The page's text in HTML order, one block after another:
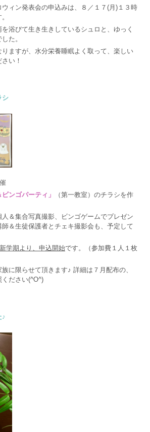
ィン発表会の申込みは、８／１７(月)１３時
浴びて生き生きしているシュロと、ゆっく
た。
ますが、水分栄養睡眠よく取って、楽しい
い！
シ
ンゴパーティ」
（第一教室）のチラシを作
＆集合写真撮影、ビンゴゲームでプレゼン
師＆生徒保護者とチェキ撮影会も、予定して
学期より、申込開始です。（参加費１人１枚
に限らせて頂きます♪ 詳細は７月配布の、
ださい(^O^)
♪